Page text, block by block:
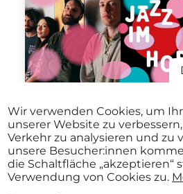
27
2026
19:30 Uhr
VICTORIA
KARIN BACHNER
Stadtmuseum St.
ab€ 12,00
Wir verwenden Cookies, um
unserer Website zu
Verkehr zu analysieren und zu
unsere Besucher:innen
die Schaltfläche „akzeptieren“
Verwendung von Cookies zu.